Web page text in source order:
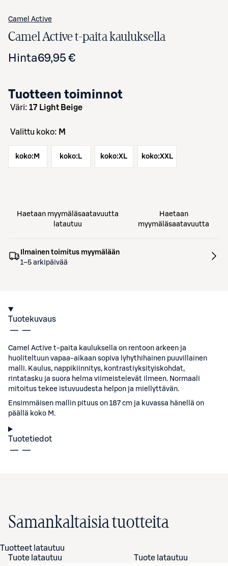
Camel Active
Camel Active t-paita kauluksella
Hinta69,95 €
Tuotteen toiminnot
väri: 17 Light Beige
Valittu koko: M
koko: M koko: L koko:XL koko:XXL
Haetaan myymäläsaatavuutta
latautuu
Haetaan
myymäläsaatavuutta
Ilmainen toimitus myymälään
1–5 arkipäivää
Tuotekuvaus
Camel Active t-paita kauluksella on rentoon arkeen ja
huoliteltuun vapaa-aikaan sopiva lyhythihainen puuvillainen
malli. Kaulus, nappikiinnitys, kontrastiyksityiskohdat,
rintatasku ja suora helma viimeistelevät ilmeen. Normaali
mitoitus tekee istuvuudesta helpon ja miellyttävän.
Ensimmäisen mallin pituus on 187 cm ja kuvassa hänellä on
päällä koko M.
Tuotetiedot
Samankaltaisia tuotteita
Tuotteet latautuu
Tuote latautuu
Tuote latautuu